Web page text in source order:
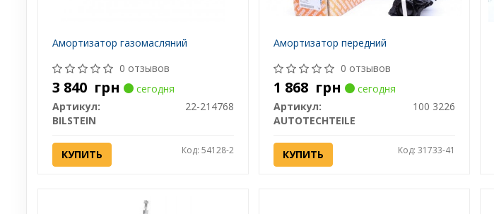
Амортизатор газомасляний
0 отзывов
3 840 грн
сегодня
Артикул:
22-214768
BILSTEIN
КУПИТЬ Код: 54128-2
Амортизатор передний
0 отзывов
1 868 грн
сегодня
Артикул:
100 3226
AUTOTECHTEILE
КУПИТЬ Код: 31733-41